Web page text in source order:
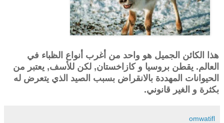
هذا الكائن الجميل هو واحد من أغرب أنواع الظباء في
العالم. يقطن بروسيا و كازاخستان, لكن للأسف, يعتبر من
الحيوانات المهددة بالانقراض بسبب الصيد الذي يتعرض له
بكثرة و الغير قانوني.
omwatifl